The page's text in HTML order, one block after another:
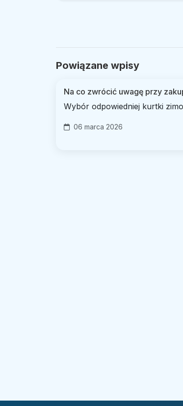
Powiązane wpisy
Na co zwrócić uwagę przy
Wybór odpowiedniej kurtki
06 marca 2026